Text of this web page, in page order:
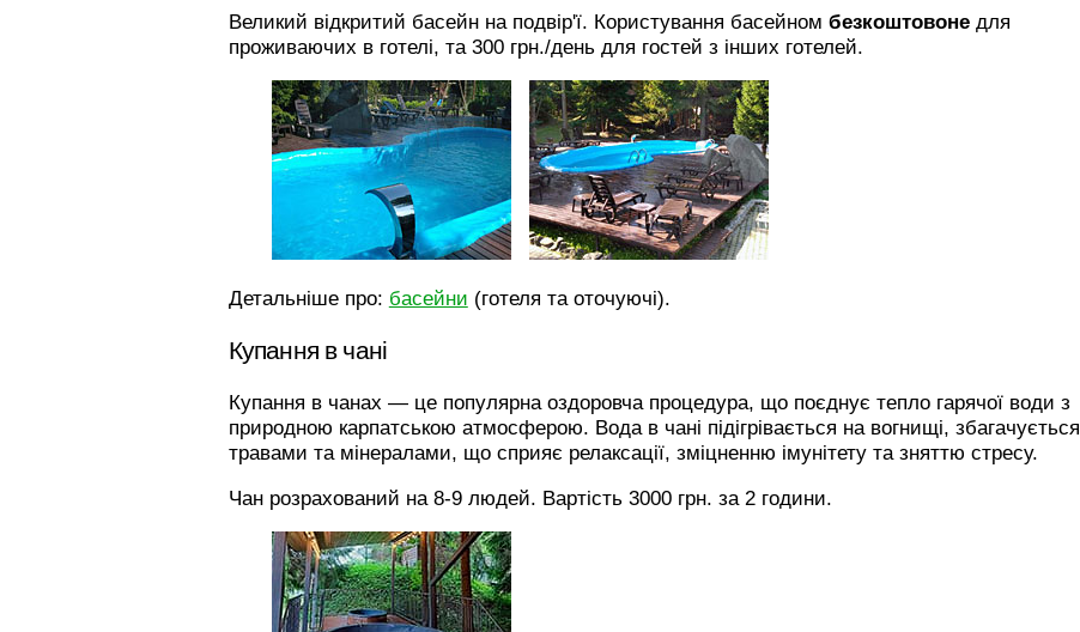
Великий відкритий басейн на подвір'ї. Користування басейном безкоштовонедля
проживаючих в готелі, та 300 грн./день для гостей з інших готелей.
Детальніше про: басейни (готеля та оточуючі).
Купання в чані
Купання в чанах — це популярна оздоровча процедура, що поєднує тепло гарячої води з
природною карпатською атмосферою. Вода в чані підігрівається на вогнищі, збагачується
травами та мінералами, що сприяє релаксації, зміцненню імунітету та зняттю стресу.
Чан розрахований на 8-9 людей. Вартість 3000 грн. за 2 години.